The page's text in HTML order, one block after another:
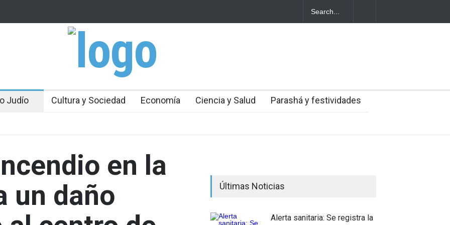
Debido a un fallo del Tribunal Supremo: los tribunales
rabínicos se enfrentan a un cierre a partir del domingo
Judío Cultura y Sociedad Economía Ciencia y Salud Parashá y festividades
en la
un daño
Últimas Noticias
Alerta sanitaria: Se registra la